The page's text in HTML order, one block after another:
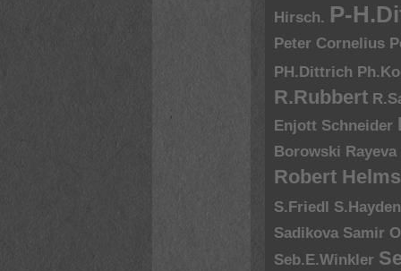
Hirsch. P-
Peter Cornelius
PH.Dittrich
R.Rubbert
Enjott Schneider
Borowski Rayeva
Robert
S.Friedl
S.Hayden
Sadikova Samir
Seb.E.Winkler